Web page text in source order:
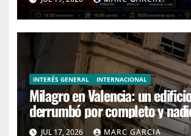
INTERÉS GENERAL INTERNACIONAL
Milagro en Valencia: un
derrumbó por completo y
herido
JUL 17, 2026 MARC GARCIA